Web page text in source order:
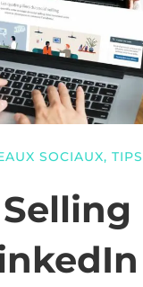
SOCIAUX, TIPS